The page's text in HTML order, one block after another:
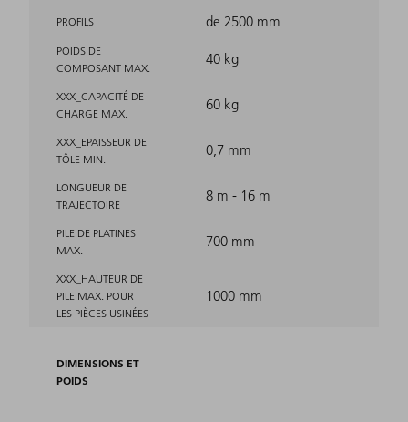
PROFILS de 2500 mm
POIDS DE
COMPOSANT MAX.
40 kg
XXX_CAPACITÉ DE
CHARGE MAX.
60 kg
XXX_EPAISSEUR DE
TÔLE MIN.
0,7 mm
LONGUEUR DE
TRAJECTOIRE
8 m - 16 m
PILE DE PLATINES
MAX.
700 mm
XXX_HAUTEUR DE
PILE MAX. POUR
LES PIÈCES USINÉES
1000 mm
DIMENSIONS ET
POIDS